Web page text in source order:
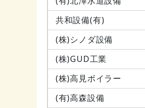
共和設備(有)
(株)シノダ設備
(株)GUD工業
(株)高見ボイラー
(有)高森設備